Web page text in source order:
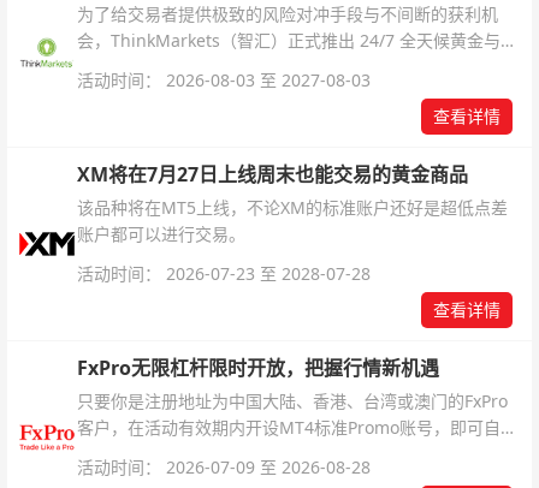
为了给交易者提供极致的风险对冲手段与不间断的获利机
会，ThinkMarkets（智汇）正式推出 24/7 全天候黄金与白
杆配置、支持软件及交易细则。
活动时间： 2026-08-03 至 2027-08-03
查看详情
XM将在7月27日上线周末也能交易的黄金商品
该品种将在MT5上线，不论XM的标准账户还好是超低点差
账户都可以进行交易。
活动时间： 2026-07-23 至 2028-07-28
查看详情
FxPro无限杠杆限时开放，把握行情新机遇
只要你是注册地址为中国大陆、香港、台湾或澳门的FxPro
客户，在活动有效期内开设MT4标准Promo账号，即可自动
活动时间： 2026-07-09 至 2026-08-28